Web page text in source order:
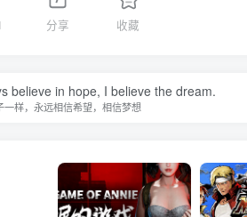
分享 收藏
believe in hope, I believe the dream.
一样，永远相信希望，相信梦想